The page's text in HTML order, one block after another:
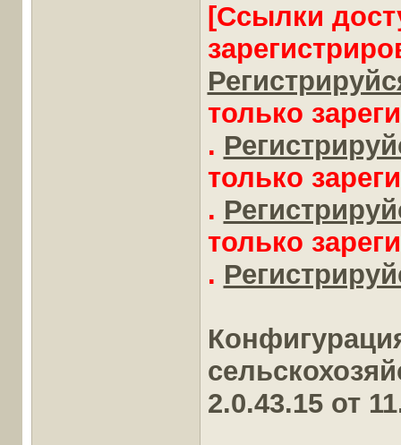
[Ссылки
только
.
только
.
только
.
2.0.43.15 от